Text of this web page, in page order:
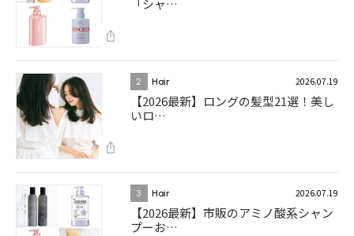
「シャ…
2 Hair 2026.07.19
【2026最新】ロングの髪型21選！美し
いロ…
3 Hair 2026.07.19
【2026最新】市販のアミノ酸系シャン
プーお…